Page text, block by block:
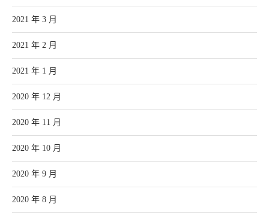
2021 年 3 月
2021 年 2 月
2021 年 1 月
2020 年 12 月
2020 年 11 月
2020 年 10 月
2020 年 9 月
2020 年 8 月